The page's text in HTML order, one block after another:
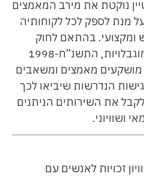
נוקטת את מירב המאמצים
מנת לספק לכל לקוחותיה
ומקצועי. בהתאם לחוק
שוויון זכויות לאנשים עם מוגבלויות, התשנ”ח-1998
מושקעים מאמצים ומשאבים
הנדרשות שיביאו לכך
את השירותים הניתנים
ושוויוני.
שוויון זכויות לאנשים עם